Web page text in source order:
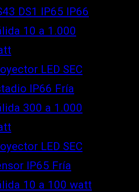
DS1 IP65 IP66
10 a 1.000
LED SEC
IP66 Fría
300 a 1.000
LED SEC
IP65 Fría
10 a 100 watt